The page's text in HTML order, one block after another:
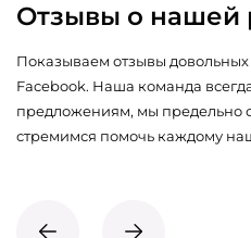
Отзывы о нашей
Показываем отзывы довольных
Facebook. Наша команда
предложениям, мы предельно
стремимся помочь каждому